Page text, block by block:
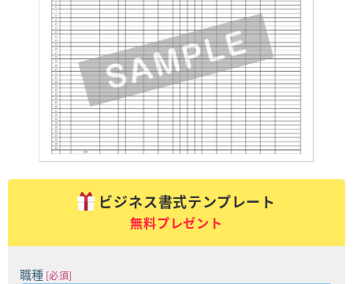
ビジネス書式テンプレート
無料プレゼント
職種 [必須]